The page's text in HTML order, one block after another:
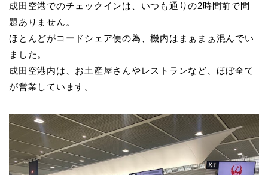
成田空港でのチェックインは、いつも通りの2時間前で問
題ありません。
ほとんどがコードシェア便の為、機内はまぁまぁ混んでい
ました。
成田空港内は、お土産屋さんやレストランなど、ほぼ全て
が営業しています。